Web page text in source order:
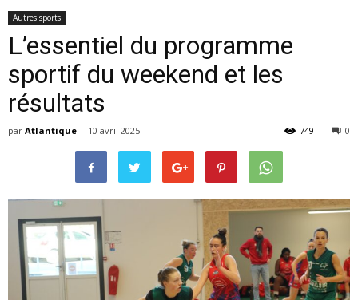
Autres sports
L’essentiel du programme
sportif du weekend et les
résultats
par Atlantique - 10 avril 2025 0
749